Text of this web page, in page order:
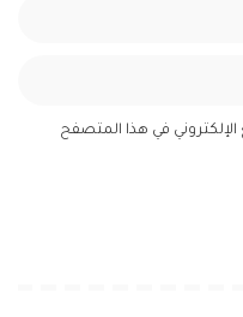
الإلكتروني في هذا المتصفح